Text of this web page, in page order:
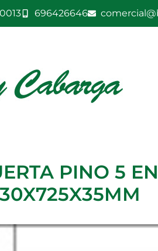
696426646
PINO 5